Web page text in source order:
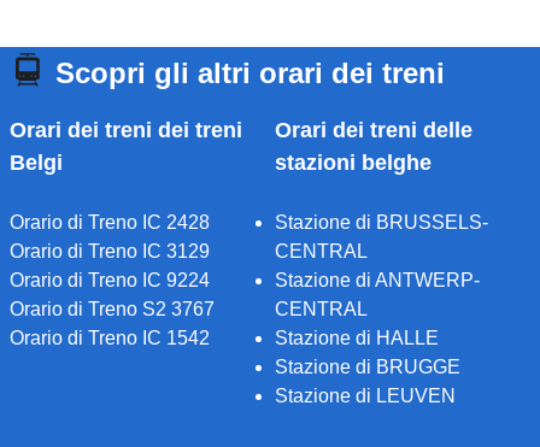
Scopri gli altri orari dei treni
Orari dei treni dei treni
Belgi
Orario di Treno IC 2428
Orario di Treno IC 3129
Orario di Treno IC 9224
Orario di Treno S2 3767
Orario di Treno IC 1542
Orari dei treni delle
stazioni belghe
Stazione di BRUSSELS-
CENTRAL
Stazione di ANTWERP-
CENTRAL
Stazione di HALLE
Stazione di BRUGGE
Stazione di LEUVEN